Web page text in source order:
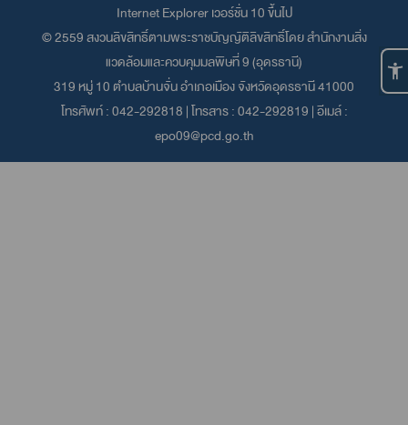
Internet Explorerเวอร์ชั่น 10 ขึ้นไป
© 2559 สงวนลิขสิทธิ์ตามพระราชบัญญัติลิขสิทธิ์โดย สำนักงานสิ่ง
แวดล้อมและควบคุมมลพิษที่ 9 (อุดรธานี)
319 หมู่ 10 ตำบลบ้านจั่น อำเภอเมือง จังหวัดอุดรธานี 41000
โทรศัพท์ :042-292818 | โทรสาร : 042-292819 | อีเมล์ :
epo09@pcd.go.th